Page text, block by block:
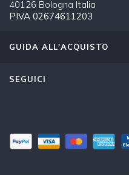
40126 Bologna Italia
PIVA 02674611203
GUIDA ALL'ACQUISTO
SEGUICI